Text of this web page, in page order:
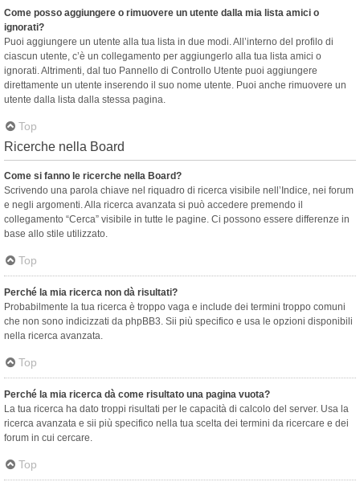
Come posso aggiungere o rimuovere un utente dalla mia lista amici o
ignorati?
Puoi aggiungere un utente alla tua lista in due modi. All’interno del profilo di
ciascun utente, c’è un collegamento per aggiungerlo alla tua lista amici o
ignorati. Altrimenti, dal tuo Pannello di Controllo Utente puoi aggiungere
direttamente un utente inserendo il suo nome utente. Puoi anche rimuovere un
utente dalla lista dalla stessa pagina.
Top
Ricerche nella Board
Come si fanno le ricerche nella Board?
Scrivendo una parola chiave nel riquadro di ricerca visibile nell’Indice, nei forum
e negli argomenti. Alla ricerca avanzata si può accedere premendo il
collegamento “Cerca” visibile in tutte le pagine. Ci possono essere differenze in
base allo stile utilizzato.
Top
Perché la mia ricerca non dà risultati?
Probabilmente la tua ricerca è troppo vaga e include dei termini troppo comuni
che non sono indicizzati da phpBB3. Sii più specifico e usa le opzioni disponibili
nella ricerca avanzata.
Top
Perché la mia ricerca dà come risultato una pagina vuota?
La tua ricerca ha dato troppi risultati per le capacità di calcolo del server. Usa la
ricerca avanzata e sii più specifico nella tua scelta dei termini da ricercare e dei
forum in cui cercare.
Top